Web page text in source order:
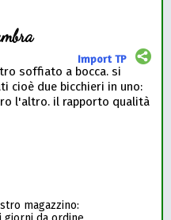
Import TP
soffiato a bocca. si
cioè due bicchieri in uno:
l'altro. il rapporto qualità
magazzino: